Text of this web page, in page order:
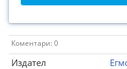
Коментари: 0
Издател